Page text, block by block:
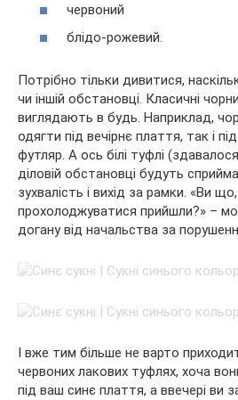
червоний
блідо-рожевий.
Потрібно тільки дивитися,
чи іншій обстановці. Класичні
виглядають в будь. Наприклад,
одягти під вечірнє плаття, так і
футляр. А ось білі туфлі
діловій обстановці будуть
зухвалість і вихід за рамки. «Ви
прохолоджуватися прийшли?» –
догану від начальства за
І вже тим більше не варто
червоних лакових туфлях, хоча
під ваш синє плаття, а ввечері ви